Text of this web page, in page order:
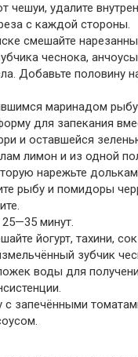
чешуи, удалите
с каждой стороны.
смешайте
чеснока,
Добавьте половину
маринадом рыбу
для запекания
и оставшейся
лимон и из одной
нарежьте
рыбу и помидоры
минут.
йогурт, тахини,
зубчик
воды для
с запечёнными